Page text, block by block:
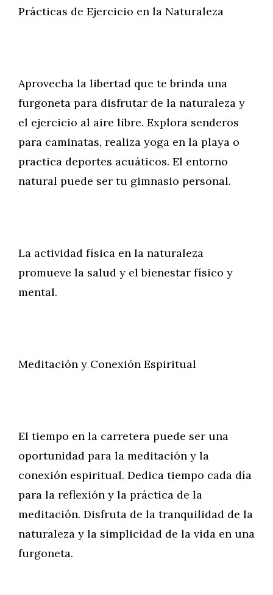
Prácticas de Ejercicio en la Naturaleza
Aprovecha la libertad que te brinda una
furgoneta para disfrutar de la naturaleza y
el ejercicio al aire libre. Explora senderos
para caminatas, realiza yoga en la playa o
practica deportes acuáticos. El entorno
natural puede ser tu gimnasio personal.
La actividad física en la naturaleza
promueve la salud y el bienestar físico y
mental.
Meditación y Conexión Espiritual
El tiempo en la carretera puede ser una
oportunidad para la meditación y la
conexión espiritual. Dedica tiempo cada día
para la reflexión y la práctica de la
meditación. Disfruta de la tranquilidad de la
naturaleza y la simplicidad de la vida en una
furgoneta.